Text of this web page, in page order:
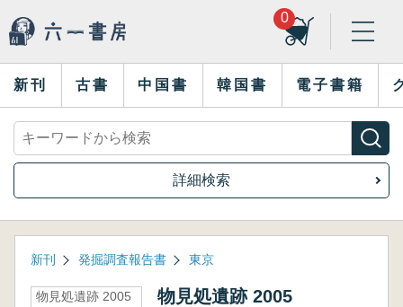
0
新刊 古書 中国書 韓国書 電子書籍
詳細検索
新刊 発掘調査報告書 東京
物見処遺跡 2005 物見処遺跡 2005